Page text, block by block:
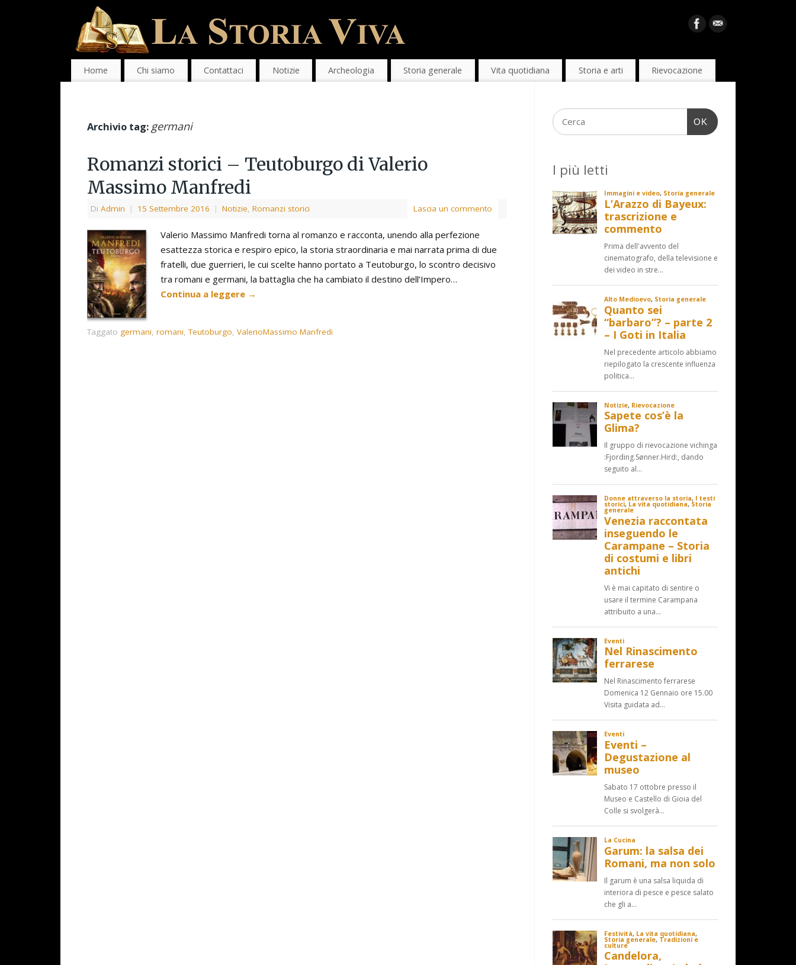
Home Chi siamo Contattaci Notizie Archeologia Storia generale Vita quotidiana Storia e arti Rievocazione
Archivio tag: germani
Romanzi storici – Teutoburgo di Valerio
Massimo Manfredi
Di Admin | 15 Settembre 2016 | Notizie, Romanzi storici Lascia un commento
Valerio Massimo Manfredi torna al romanzo e racconta, unendo alla perfezione
esattezza storica e respiro epico, la storia straordinaria e mai narrata prima di due
fratelli, due guerrieri, le cui scelte hanno portato a Teutoburgo, lo scontro decisivo
tra romani e germani, la battaglia che ha cambiato il destino dell’Impero…
Continua a leggere →
Taggato germani, romani,Teutoburgo, ValerioMassimo Manfredi
OK
I più letti